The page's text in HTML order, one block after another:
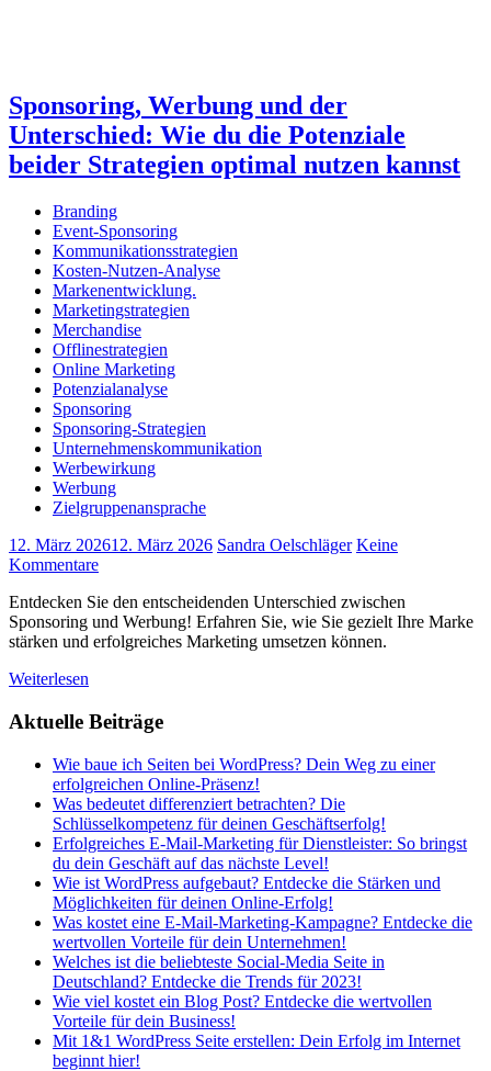
Sponsoring, Werbung und der
Unterschied: Wie du die Potenziale
beider Strategien optimal nutzen kannst
Branding
Event-Sponsoring
Kommunikationsstrategien
Kosten-Nutzen-Analyse
Markenentwicklung.
Marketingstrategien
Merchandise
Offlinestrategien
Online Marketing
Potenzialanalyse
Sponsoring
Sponsoring-Strategien
Unternehmenskommunikation
Werbewirkung
Werbung
Zielgruppenansprache
12. März 202612. März 2026 Sandra Oelschläger Keine
Kommentare
Entdecken Sie den entscheidenden Unterschied zwischen
Sponsoring und Werbung! Erfahren Sie, wie Sie gezielt Ihre Marke
stärken und erfolgreiches Marketing umsetzen können.
Weiterlesen
Aktuelle Beiträge
Wie baue ich Seiten bei WordPress? Dein Weg zu einer
erfolgreichen Online-Präsenz!
Was bedeutet differenziert betrachten? Die
Schlüsselkompetenz für deinen Geschäftserfolg!
Erfolgreiches E-Mail-Marketing für Dienstleister: So bringst
du dein Geschäft auf das nächste Level!
Wie ist WordPress aufgebaut? Entdecke die Stärken und
Möglichkeiten für deinen Online-Erfolg!
Was kostet eine E-Mail-Marketing-Kampagne? Entdecke die
wertvollen Vorteile für dein Unternehmen!
Welches ist die beliebteste Social-Media Seite in
Deutschland? Entdecke die Trends für 2023!
Wie viel kostet ein Blog Post? Entdecke die wertvollen
Vorteile für dein Business!
Mit 1&1 WordPress Seite erstellen: Dein Erfolg im Internet
beginnt hier!